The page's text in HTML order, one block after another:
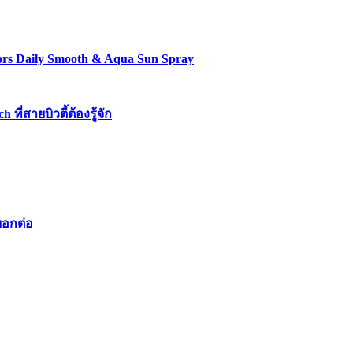
Daily Smooth & Aqua Sun Spray
ที่สายบิวตี้ต้องรู้จัก
อกต่อ